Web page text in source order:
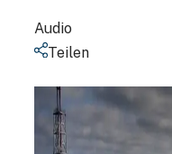
Audio
Teilen